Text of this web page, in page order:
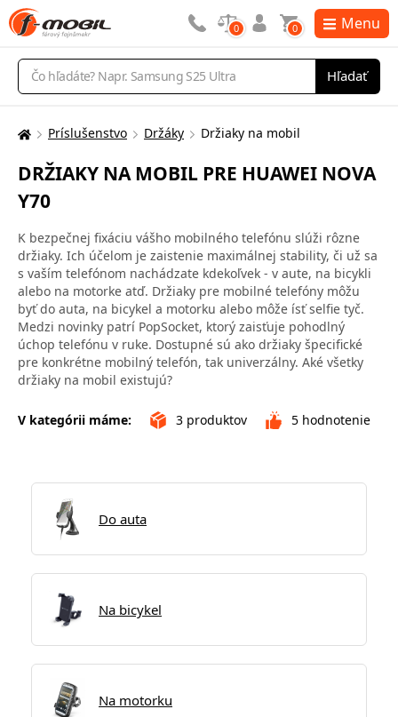
Vyhľadávanie
Hľadať
0 0 Menu
Tu
nachádzate:
Príslušenstvo Držáky Držiaky na mobil
DRŽIAKY NA MOBIL PRE HUAWEI NOVA
Y70
K bezpečnej fixáciu vášho mobilného telefónu slúži rôzne
držiaky. Ich účelom je zaistenie maximálnej stability, či už sa
s vaším telefónom nachádzate kdekoľvek - v aute, na bicykli
alebo na motorke atď. Držiaky pre mobilné telefóny môžu
byť do auta, na bicykel a motorku alebo môže ísť selfie tyč.
Medzi novinky patrí PopSocket, ktorý zaisťuje pohodlný
úchop telefónu v ruke. Dostupné sú ako držiaky špecifické
pre konkrétne mobilný telefón, tak univerzálny. Aké všetky
držiaky na mobil existujú?
V kategórii máme: 3 produktov 5 hodnotenie
Do auta
Na bicykel
Na motorku